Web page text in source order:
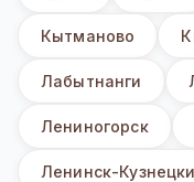
Кытманово
Лабытнанги
Лениногорск
Ленинск-